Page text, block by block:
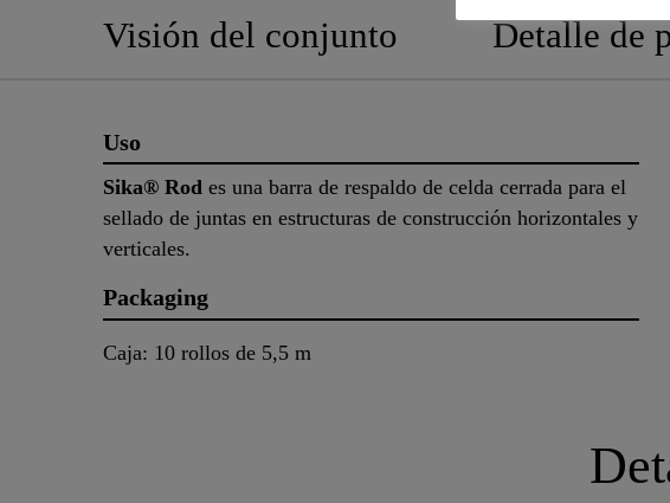
Visión del conjunto Detalle de
Uso
Sika® Rod es una barra de respaldo de celda cerrada para el
sellado de juntas en estructuras de construcción horizontales y
verticales.
Packaging
Caja: 10 rollos de 5,5 m